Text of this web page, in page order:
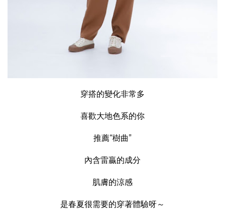
穿搭的變化非常多
喜歡大地色系的你
推薦“樹曲”
內含雷贏的成分
肌膚的涼感
是春夏很需要的穿著體驗呀～